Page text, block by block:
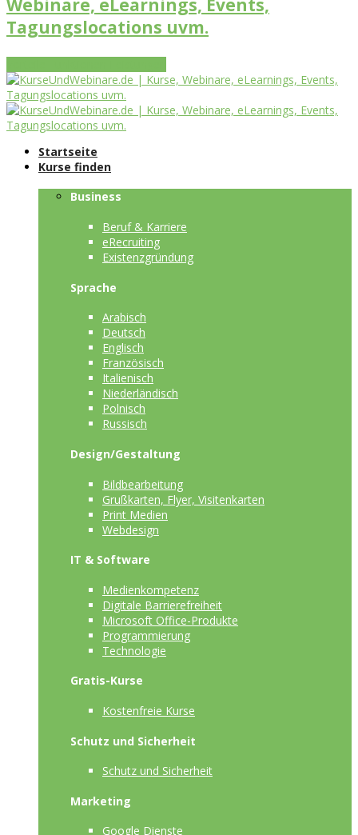
Startseite
Kurse finden
Business
Beruf & Karriere
eRecruiting
Existenzgründung
Sprache
Arabisch
Deutsch
Englisch
Französisch
Italienisch
Niederländisch
Polnisch
Russisch
Design/Gestaltung
Bildbearbeitung
Grußkarten, Flyer, Visitenkarten
Print Medien
Webdesign
IT & Software
Medienkompetenz
Digitale Barrierefreiheit
Microsoft Office-Produkte
Programmierung
Technologie
Gratis-Kurse
Kostenfreie Kurse
Schutz und Sicherheit
Schutz und Sicherheit
Marketing
Google Dienste